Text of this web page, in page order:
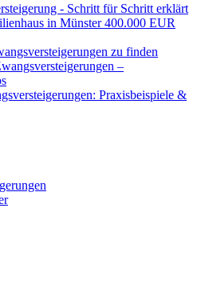
- Schritt für Schritt erklärt
in Münster 400.000 EUR
zu finden
–
Praxisbeispiele &